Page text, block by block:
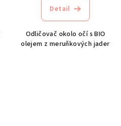
Detail
Odličovač okolo očí s BIO
olejem z meruňkových jader